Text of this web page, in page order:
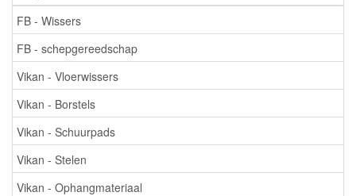
FB - Wissers
FB - schepgereedschap
Vikan - Vloerwissers
Vikan - Borstels
Vikan - Schuurpads
Vikan - Stelen
Vikan - Ophangmateriaal